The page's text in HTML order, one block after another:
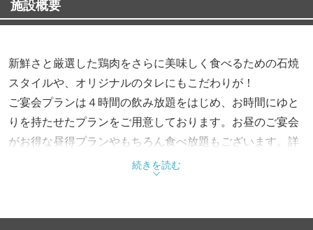
施設概要
新鮮さと厳選した鶏肉をさらに美味しく食べるための石焼
スタイルや、オリジナルのタレにもこだわりが！
ご宴会プランは４時間の飲み放題をはじめ、お時間にゆと
りを持たせたプランをご用意しております。お昼のご宴会
がお得な昼得プランやもちろん食べ放題もございます。詳
しくはお電話にてご説明致します。
鶏がらをじっくり時間をかけて取ったスープを使った〆の
忘年会にはそのスープを使ったお鍋のプランもございます
続きを読む